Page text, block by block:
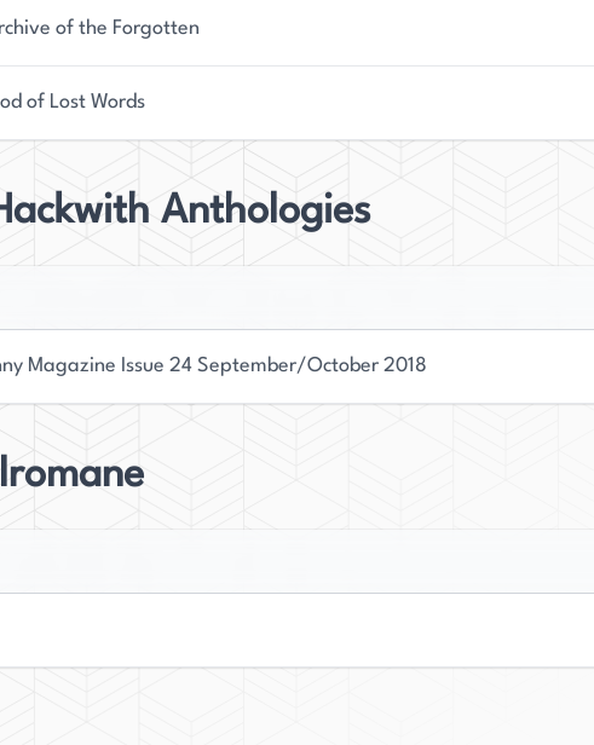
Sub-Genres anzupassen. Ob sie nun über
schreibt, Hackwiths Geschichten sind immer
sie auf Social Media und anderen Ecken
Kreis aus Füllfederhaltern und
nicht garantiert funktioniert. Unabhängig
of the Forgotten
of Lost Words
Anthologies
Magazine Issue 24 September/October 2018